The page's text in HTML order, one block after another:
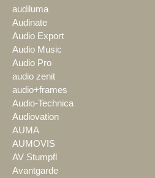
audiluma
Audinate
Audio Export
Audio Music
Audio Pro
audio zenit
audio+frames
Audio-Technica
Audiovation
AUMA
AUMOVIS
AV Stumpfl
Avantgarde